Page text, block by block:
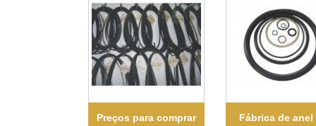
Preços para comprar
Fábrica de anel